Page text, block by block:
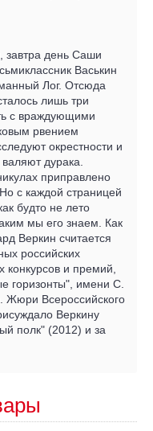
завтра день Саши
Васькин
Лог. Отсюда
лишь три
с враждующими
рвением
окрестности и
дурака.
приправлено
с каждой страницей
будто не лето
мы его знаем. Как
Веркин считается
российских
конкурсов и премий,
горизонты", имени С.
Жюри Всероссийского
Веркину
полк" (2012) и за